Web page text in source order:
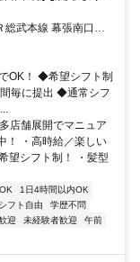
総武本線 幕張南口徒
口(中央口)徒歩約16
OK！ ◆希望シフト制
毎に提出 ◆通常シフ
店舗展開でマニュア
！ ・高時給／楽しい
望シフト制！ ・髪型
1日4時間以内OK
シフト自由
学歴不問
迎 未経験者歓迎
午前